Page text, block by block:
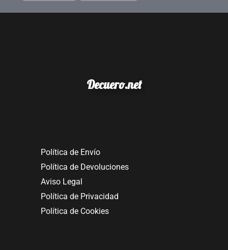
Decuero.net
Política de Envío
Política de Devoluciones
Aviso Legal
Política de Privacidad
Política de Cookies